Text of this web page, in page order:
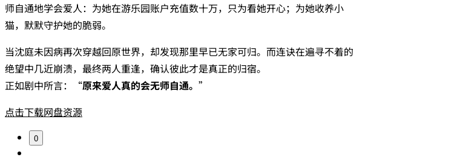
师自通地学会爱人：为她在游乐园账户充值数十万，只为看她开心；为她收养小
猫，默默守护她的脆弱。
当沈庭未因病再次穿越回原世界，却发现那里早已无家可归。而连诀在遍寻不着的
绝望中几近崩溃，最终两人重逢，确认彼此才是真正的归宿。
正如剧中所言：“‌原来爱人真的会无师自通。 ‌”
点击下载网盘资源
0